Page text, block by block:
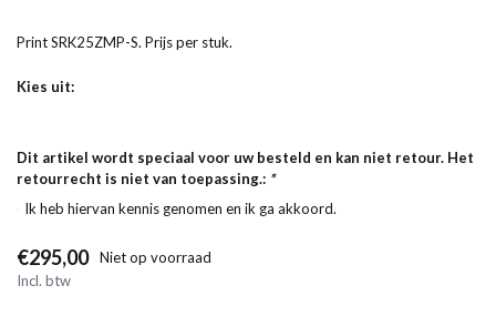
Print SRK25ZMP-S. Prijs per stuk.
Kies uit:
Dit artikel wordt speciaal voor uw besteld en kan niet retour. Het
retourrecht is niet van toepassing.: *
Ik heb hiervan kennis genomen en ik ga akkoord.
€295,00
Niet op voorraad
Incl. btw